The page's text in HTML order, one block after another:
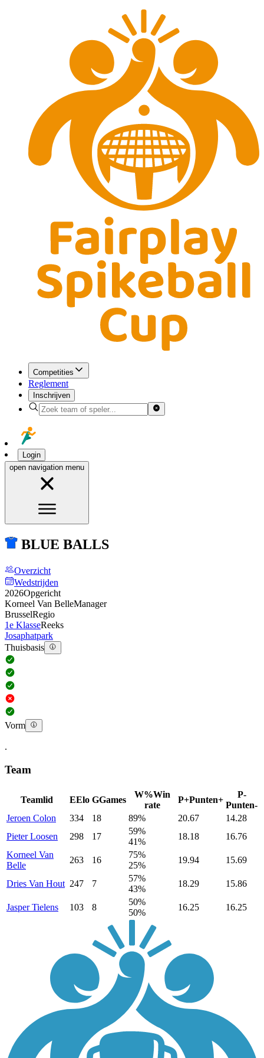
Competities
Reglement
Inschrijven
Login
open navigation menu
BLUE BALLS
Overzicht
Wedstrijden
2026Opgericht
Korneel Van BelleManager
BrusselRegio
1e KlasseReeks
Josaphatpark
Thuisbasis
Vorm
.
Team
Teamlid EElo GGames
W%Win
rate
P+Punten+
P-
Punten-
Jeroen Colon 334 18 89% 20.67
14.28
Pieter Loosen 298 17
59%
41%
18.18
16.76
Korneel Van
Belle
263 16
75%
25%
19.94 15.69
Dries Van Hout 247 7
57%
43%
18.29 15.86
Jasper Tielens 103 8
50%
50%
16.25 16.25